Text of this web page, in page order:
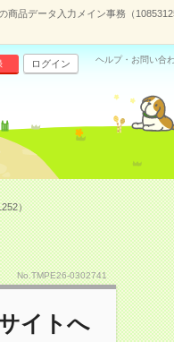
品データ入力メイン事務（
ログイン ヘルプ・お問い合
）
No.TMPE26-0302741
イトへ